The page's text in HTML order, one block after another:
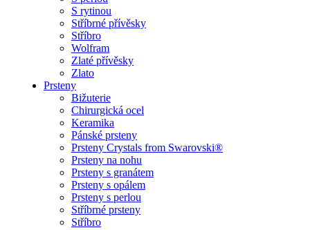
S rytinou
Stříbrné přívěsky
Stříbro
Wolfram
Zlaté přívěsky
Zlato
Prsteny
Bižuterie
Chirurgická ocel
Keramika
Pánské prsteny
Prsteny Crystals from Swarovski®
Prsteny na nohu
Prsteny s granátem
Prsteny s opálem
Prsteny s perlou
Stříbrné prsteny
Stříbro